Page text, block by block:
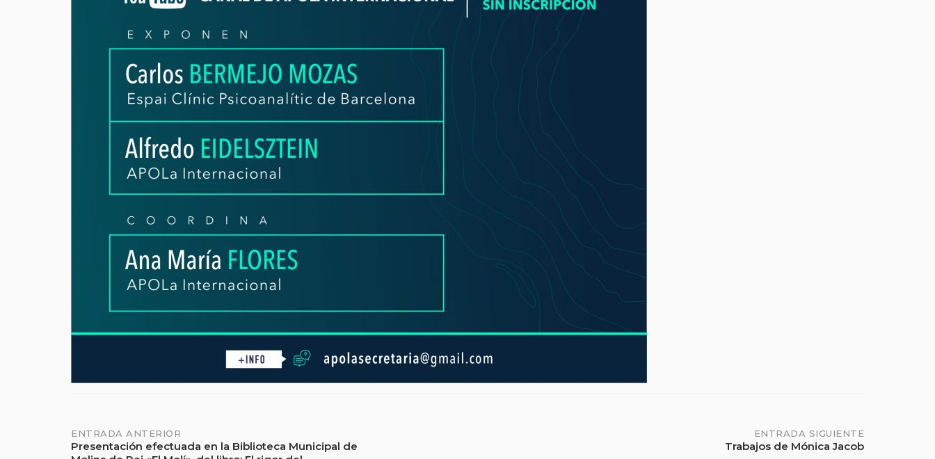
ENTRADA ANTERIOR
Presentación efectuada en la Biblioteca Municipal de
ENTRADA SIGUIENTE
Trabajos de Mónica Jacob